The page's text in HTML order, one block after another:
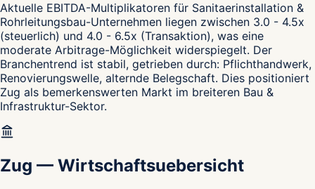
Aktuelle EBITDA-Multiplikatoren für Sanitaerinstallation &
Rohrleitungsbau-Unternehmen liegen zwischen 3.0 - 4.5x
(steuerlich) und 4.0 - 6.5x (Transaktion), was eine
moderate Arbitrage-Möglichkeit widerspiegelt. Der
Branchentrend ist stabil, getrieben durch: Pflichthandwerk,
Renovierungswelle, alternde Belegschaft. Dies positioniert
Zug als bemerkenswerten Markt im breiteren Bau &
Infrastruktur-Sektor.
Zug — Wirtschaftsuebersicht